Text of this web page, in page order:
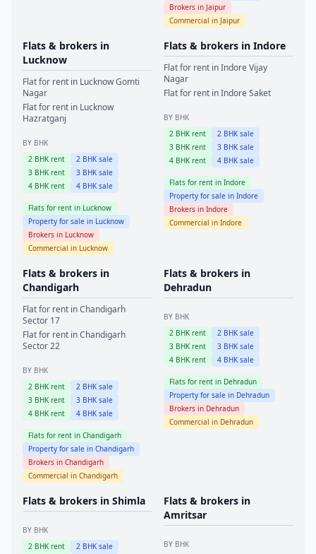
Brokers in Jaipur
Commercial in Jaipur
Flats & brokers in
Lucknow
Flat for rent in LucknowGomti
Nagar
Flat for rent in Lucknow
Hazratganj
BY BHK
2 BHK rent 2 BHK sale
3 BHK rent 3 BHK sale
4 BHK rent 4 BHK sale
Flats for rent in Lucknow
Property for sale in Lucknow
Brokers in Lucknow
Commercial in Lucknow
Flats & brokers in Indore
Flat for rent inIndoreVijay
Nagar
Flat for rent inIndoreSaket
BY BHK
2 BHK rent 2 BHK sale
3 BHK rent 3 BHK sale
4 BHK rent 4 BHK sale
Flats for rent in Indore
Property for sale in Indore
Brokers in Indore
Commercial in Indore
Flats & brokers in
Chandigarh
Flat for rent inChandigarh
Sector 17
Flat for rent inChandigarh
Sector 22
BY BHK
2 BHK rent 2 BHK sale
3 BHK rent 3 BHK sale
4 BHK rent 4 BHK sale
Flats for rent in Chandigarh
Property for sale in Chandigarh
Brokers in Chandigarh
Commercial in Chandigarh
Flats & brokers in
Dehradun
BY BHK
2 BHK rent 2 BHK sale
3 BHK rent 3 BHK sale
4 BHK rent 4 BHK sale
Flats for rent in Dehradun
Property for sale in Dehradun
Brokers in Dehradun
Commercial in Dehradun
Flats & brokers in Shimla
BY BHK
2 BHK rent 2 BHK sale
Flats & brokers in
Amritsar
BY BHK